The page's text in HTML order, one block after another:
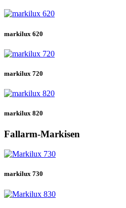
markilux 620
markilux 720
markilux 820
Fallarm-Markisen
markilux 730